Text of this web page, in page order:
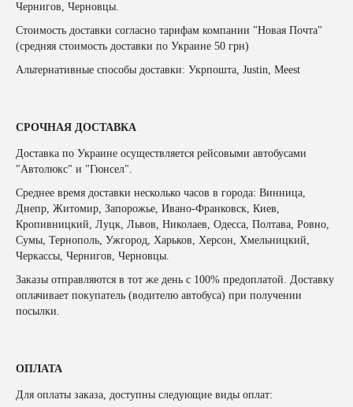
Чернигов, Черновцы.
Стоимость доставки согласно тарифам компании "Новая Почта"
(средняя стоимость доставки по Украине 50 грн)
Альтернативные способы доставки: Укрпошта, Justin, Meest
СРОЧНАЯ ДОСТАВКА
Доставка по Украине осуществляется рейсовыми автобусами
"Автолюкс" и "Гюнсел".
Среднее время доставки несколько часов в города: Винница,
Днепр, Житомир, Запорожье, Ивано-Франковск, Киев,
Кропивницкий, Луцк, Львов, Николаев, Одесса, Полтава, Ровно,
Сумы, Тернополь, Ужгород, Харьков, Херсон, Хмельницкий,
Черкассы, Чернигов, Черновцы.
Заказы отправляются в тот же день с 100% предоплатой. Доставку
оплачивает покупатель (водителю автобуса) при получении
посылки.
ОПЛАТА
Для оплаты заказа, доступны следующие виды оплат: